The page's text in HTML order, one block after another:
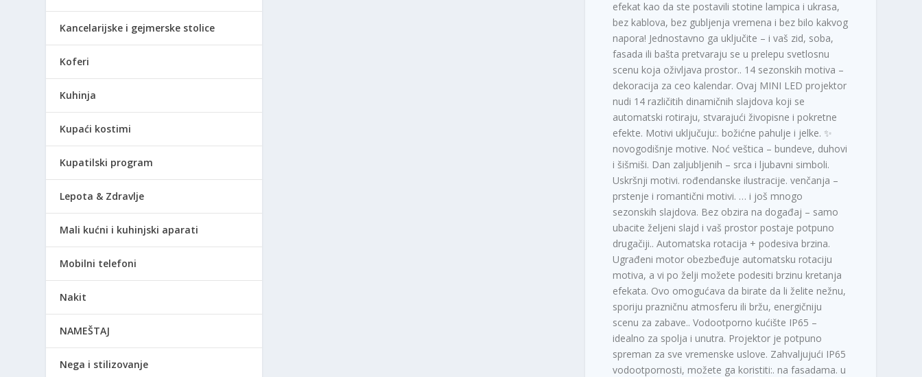
efekat kao da ste postavili stotine lampica i ukrasa,
bez kablova, bez gubljenja vremena i bez bilo kakvog
napora! Jednostavno ga uključite – i vaš zid, soba,
fasada ili bašta pretvaraju se u prelepu svetlosnu
scenu koja oživljava prostor.. 14 sezonskih motiva –
dekoracija za ceo kalendar. Ovaj MINI LED projektor
nudi 14 različitih dinamičnih slajdova koji se
automatski rotiraju, stvarajući živopisne i pokretne
efekte. Motivi uključuju:. božićne pahulje i jelke. ✨
novogodišnje motive. Noć veštica – bundeve, duhovi
i šišmiši. Dan zaljubljenih – srca i ljubavni simboli.
Uskršnji motivi. rođendanske ilustracije. venčanja –
prstenje i romantični motivi. … i još mnogo
sezonskih slajdova. Bez obzira na događaj – samo
ubacite željeni slajd i vaš prostor postaje potpuno
drugačiji.. Automatska rotacija + podesiva brzina.
Ugrađeni motor obezbeđuje automatsku rotaciju
motiva, a vi po želji možete podesiti brzinu kretanja
efekata. Ovo omogućava da birate da li želite nežnu,
sporiju prazničnu atmosferu ili bržu, energičniju
scenu za zabave.. Vodootporno kućište IP65 –
idealno za spolja i unutra. Projektor je potpuno
spreman za sve vremenske uslove. Zahvaljujući IP65
vodootpornosti, možete ga koristiti:. na fasadama. u
Kancelarijske i gejmerske stolice
Koferi
Kuhinja
Kupaći kostimi
Kupatilski program
Lepota & Zdravlje
Mali kućni i kuhinjski aparati
Mobilni telefoni
Nakit
NAMEŠTAJ
Nega i stilizovanje